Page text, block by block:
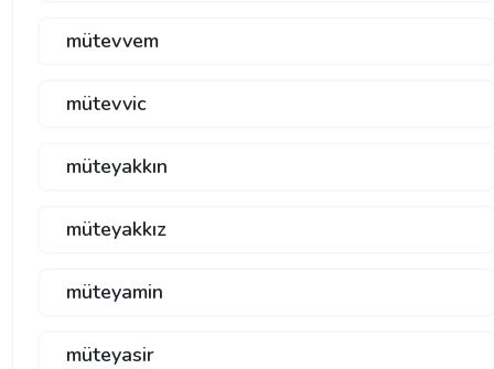
mütevvem
mütevvic
müteyakkın
müteyakkız
müteyamin
müteyasir